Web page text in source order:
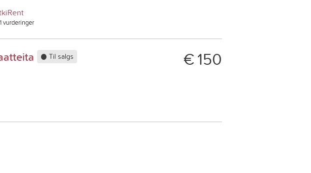
vurderinger
€ 150
Til salgs